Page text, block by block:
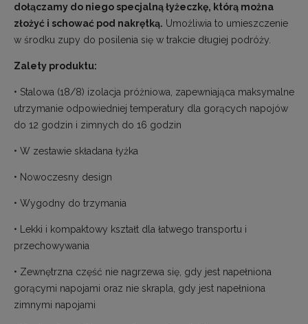
dołączamy do niego specjalną łyżeczkę, którą można
złożyć i schować pod nakrętką. Umożliwia to umieszczenie
w środku zupy do posilenia się w trakcie długiej podróży.
Zalety produktu:
• Stalowa (18/8) izolacja próżniowa, zapewniająca maksymalne
utrzymanie odpowiedniej temperatury dla gorących napojów
do 12 godzin i zimnych do 16 godzin
• W zestawie składana łyżka
• Nowoczesny design
• Wygodny do trzymania
• Lekki i kompaktowy kształt dla łatwego transportu i
przechowywania
• Zewnętrzna część nie nagrzewa się, gdy jest napełniona
gorącymi napojami oraz nie skrapla, gdy jest napełniona
zimnymi napojami